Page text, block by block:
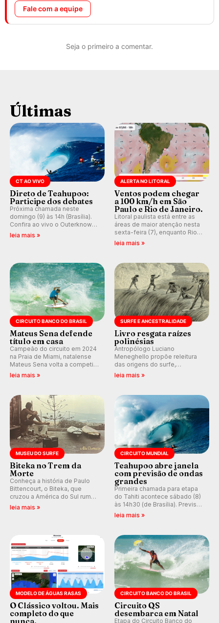
Fale com a equipe
Seja o primeiro a comentar.
Últimas
CT AO VIVO
Direto de Teahupoo:
Participe dos debates
Próxima chamada neste
domingo (9) às 14h (Brasília).
Confira ao vivo o Outerknown
Tahiti Pro 2026 e participe dos
leia mais »
ALERTA NO LITORAL
Ventos podem chegar
a 100 km/h em São
Paulo e Rio de Janeiro.
Litoral paulista está entre as
áreas de maior atenção nesta
sexta-feira (7), enquanto Rio
de Janeiro também recebe
km/h em Itanhaém.
leia mais »
CIRCUITO BANCO DO BRASIL
Mateus Sena defende
título em casa
Campeão do circuito em 2024
na Praia de Miami, natalense
Mateus Sena volta a competir
em casa em busca de manter a
leia mais »
SURFE E ANCESTRALIDADE
Livro resgata raízes
polinésias
Antropólogo Luciano
Meneghello propõe releitura
das origens do surfe,
resgatando a cultura polinésia
prática em esporte e indústria.
leia mais »
MUSEU DO SURFE
Biteka no Trem da
Morte
Conheça a história de Paulo
Bittencourt, o Biteka, que
cruzou a América do Sul rumo
ao Pacífico em uma jornada
leia mais »
CIRCUITO MUNDIAL
Teahupoo abre janela
com previsão de ondas
grandes
Primeira chamada para etapa
do Tahiti acontece sábado (8)
às 14h30 (de Brasília). Previsão
indica swell consistente.
Kelly Slater convidado.
leia mais »
MODELO DE ÁGUAS RASAS
O Clássico voltou. Mais
completo do que
nunca.
CIRCUITO BANCO DO BRASIL
Circuito QS
desembarca em Natal
Etapa do Circuito Banco do